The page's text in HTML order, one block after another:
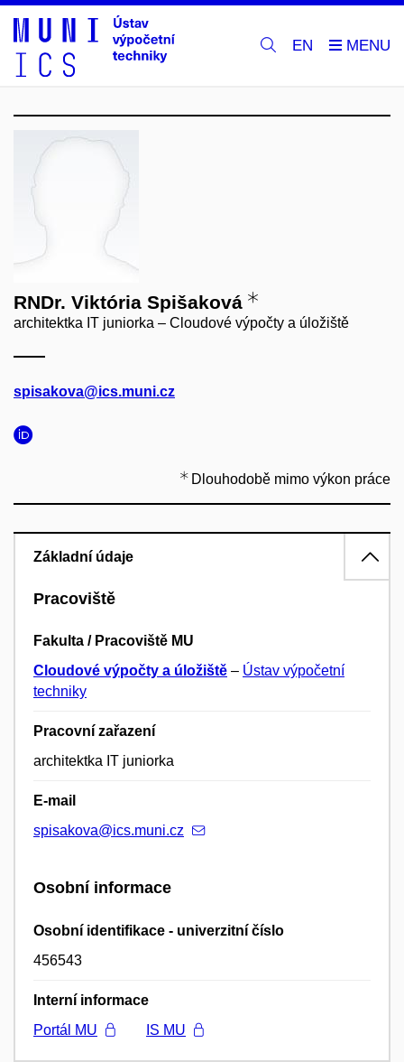
EN
RNDr. Viktória Spišaková
architektka IT juniorka – Cloudové výpočty a úložiště
spisakova@ics.muni.cz
Dlouhodobě mimo výkon práce
Základní údaje
Pracoviště
Fakulta / Pracoviště MU
Cloudové výpočty a úložiště – Ústav výpočetní
techniky
Pracovní zařazení
architektka IT juniorka
E-mail
spisakova@ics.muni.cz
Osobní informace
Osobní identifikace - univerzitní číslo
456543
Interní informace
Portál MU
IS MU